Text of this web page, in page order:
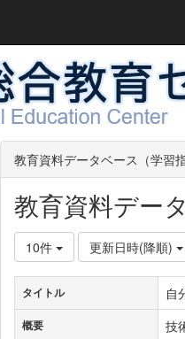
教育資料データベース（学習
教育資料デー
10件 更新日時(降順)
タイトル 自
概要 技